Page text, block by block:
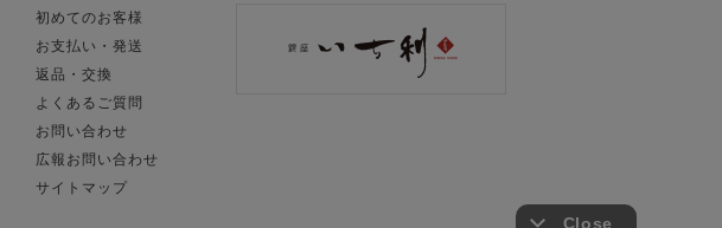
初めてのお客様
お支払い・発送
返品・交換
よくあるご質問
お問い合わせ
広報お問い合わせ
サイトマップ